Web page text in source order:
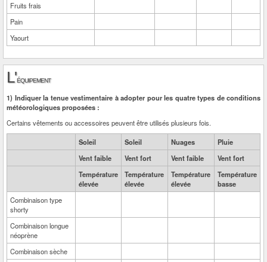
Fruits frais
Pain
Yaourt
L'équipement
1) Indiquer la tenue vestimentaire à adopter pour les quatre types de conditions
météorologiques proposées :
Certains vêtements ou accessoires peuvent être utilisés plusieurs fois.
Soleil
Soleil Nuages
Pluie
Vent faible
Vent fort Vent faible
Vent fort
Température
élevée
Température
élevée
Température
élevée
Température
basse
Combinaison type
shorty
Combinaison longue
néoprène
Combinaison sèche